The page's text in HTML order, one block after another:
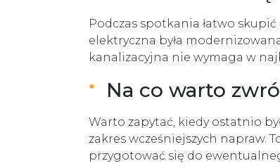
Podczas spotkania łatwo
elektryczna była
kanalizacyjna nie wymaga w
Na co warto
Warto zapytać, kiedy ostatnio
zakres wcześniejszych napraw.
przygotować się do